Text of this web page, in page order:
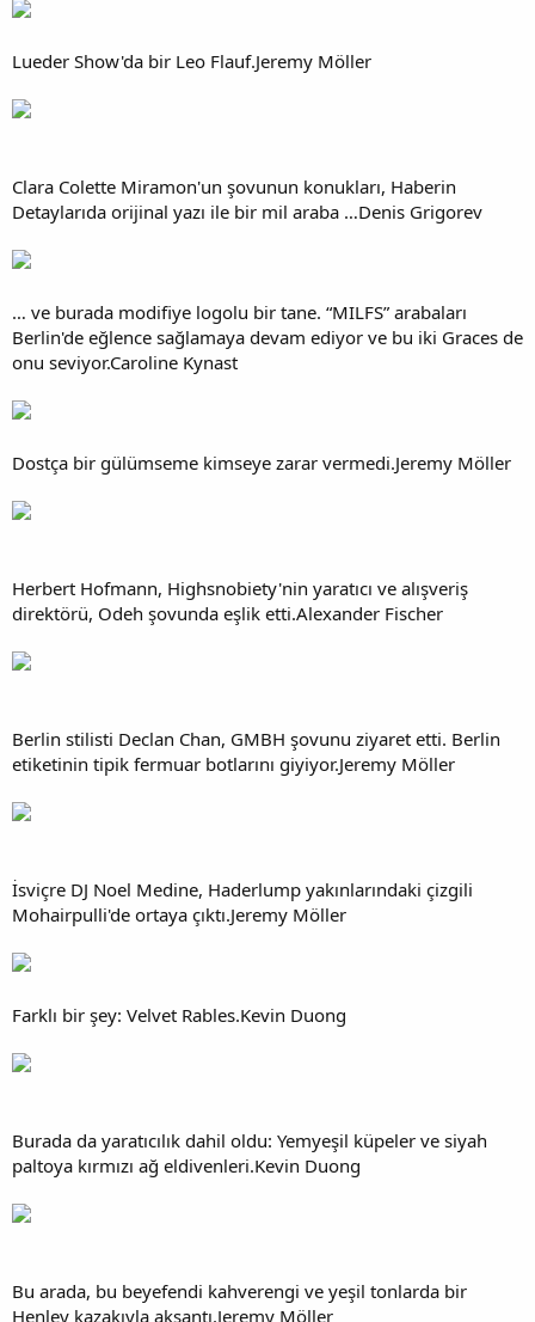
Lueder Show'da bir Leo Flauf.Jeremy Möller
Clara Colette Miramon'un şovunun konukları, Haberin
Detaylarıda orijinal yazı ile bir mil araba …Denis Grigorev
… ve burada modifiye logolu bir tane. “MILFS” arabaları
Berlin'de eğlence sağlamaya devam ediyor ve bu iki Graces de
onu seviyor.Caroline Kynast
Dostça bir gülümseme kimseye zarar vermedi.Jeremy Möller
Herbert Hofmann, Highsnobiety'nin yaratıcı ve alışveriş
direktörü, Odeh şovunda eşlik etti.Alexander Fischer
Berlin stilisti Declan Chan, GMBH şovunu ziyaret etti. Berlin
etiketinin tipik fermuar botlarını giyiyor.Jeremy Möller
İsviçre DJ Noel Medine, Haderlump yakınlarındaki çizgili
Mohairpulli'de ortaya çıktı.Jeremy Möller
Farklı bir şey: Velvet Rables.Kevin Duong
Burada da yaratıcılık dahil oldu: Yemyeşil küpeler ve siyah
paltoya kırmızı ağ eldivenleri.Kevin Duong
Bu arada, bu beyefendi kahverengi ve yeşil tonlarda bir
Henley kazakıyla aksantı.Jeremy Möller